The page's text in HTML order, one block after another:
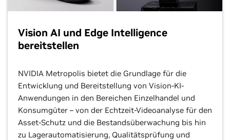
Vision AI und Edge Intelligence
bereitstellen
NVIDIA Metropolis bietet die Grundlage für die
Entwicklung und Bereitstellung von Vision-KI-
Anwendungen in den Bereichen Einzelhandel und
Konsumgüter – von der Echtzeit-Videoanalyse für den
Asset-Schutz und die Bestandsüberwachung bis hin
zu Lagerautomatisierung, Qualitätsprüfung und